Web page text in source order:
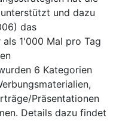
und dazu
das
1'000 Mal pro Tag
6 Kategorien
Präsentationen
Details dazu findet